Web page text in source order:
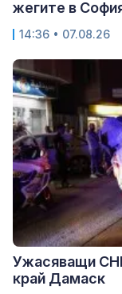
жегите в
14:36 • 07.08.26
Ужасяващи
край Дамаск